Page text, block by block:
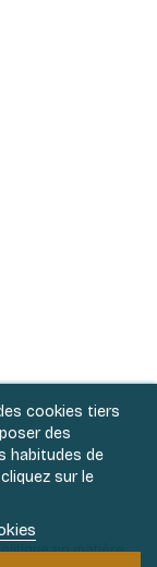
cookies tiers
des
habitudes de
sur le
en matière